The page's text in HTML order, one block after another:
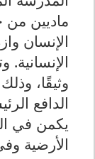
ماديين من
الإنسان
الإنسانية.
وثيقًا،
الدافع
يكمن في
الأرضية